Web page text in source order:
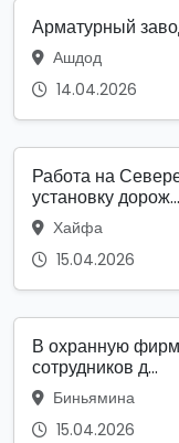
Арматурный
Ашдод
14.04.2026
Работа на
установку дорож...
Хайфа
15.04.2026
В охранную
сотрудников д...
Биньямина
15.04.2026